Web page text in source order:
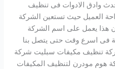
وادق الادوات فى تنظيف
العميل حيث تستعين الشركة
هذا يعمل على اسم الشركة
فى اسرع وقت حتى يتصل بنا
تنظيف مكيفات سبليت شركة
هوم مودرن لتنظيف المكيفات